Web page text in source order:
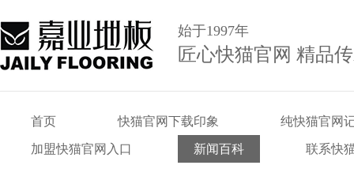
始于1997年
匠心快猫官网 精品
首页 快猫官网下载印象 纯快猫官网
加盟快猫官网入口 新闻百科 联系快